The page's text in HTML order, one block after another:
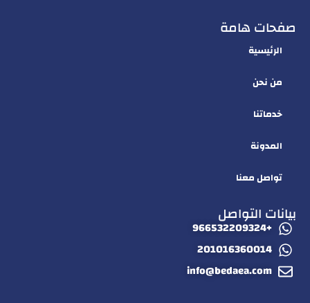
صفحات هامة
الرئيسية
من نحن
خدماتنا
المدونة
تواصل معنا
بيانات التواصل
+966532209324
201016360014
info@bedaea.com